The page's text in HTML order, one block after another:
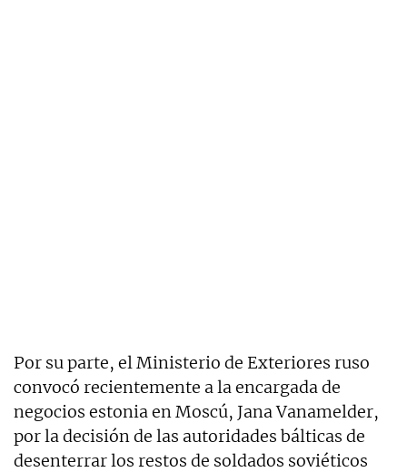
Por su parte, el Ministerio de Exteriores ruso
convocó recientemente a la encargada de
negocios estonia en Moscú, Jana Vanamelder,
por la decisión de las autoridades bálticas de
desenterrar los restos de soldados soviéticos